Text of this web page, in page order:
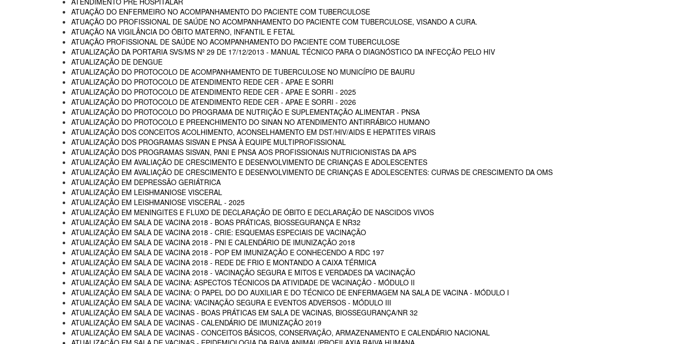
ATUAÇÃO DO ENFERMEIRO NO ACOMPANHAMENTO DO PACIENTE COM TUBERCULOSE
ATUAÇÃO DO PROFISSIONAL DE SAÚDE NO ACOMPANHAMENTO DO PACIENTE COM TUBERCULOSE, VISANDO A CURA.
ATUAÇÃO NA VIGILÂNCIA DO ÓBITO MATERNO, INFANTIL E FETAL
ATUAÇÃO PROFISSIONAL DE SAÚDE NO ACOMPANHAMENTO DO PACIENTE COM TUBERCULOSE
ATUALIZAÇÃO DA PORTARIA SVS/MS Nº 29 DE 17/12/2013 - MANUAL TÉCNICO PARA O DIAGNÓSTICO DA INFECÇÃO PELO HIV
ATUALIZAÇÃO DE DENGUE
ATUALIZAÇÃO DO PROTOCOLO DE ACOMPANHAMENTO DE TUBERCULOSE NO MUNICÍPIO DE BAURU
ATUALIZAÇÃO DO PROTOCOLO DE ATENDIMENTO REDE CER - APAE E SORRI
ATUALIZAÇÃO DO PROTOCOLO DE ATENDIMENTO REDE CER - APAE E SORRI - 2025
ATUALIZAÇÃO DO PROTOCOLO DE ATENDIMENTO REDE CER - APAE E SORRI - 2026
ATUALIZAÇÃO DO PROTOCOLO DO PROGRAMA DE NUTRIÇÃO E SUPLEMENTAÇÃO ALIMENTAR - PNSA
ATUALIZAÇÃO DO PROTOCOLO E PREENCHIMENTO DO SINAN NO ATENDIMENTO ANTIRRÁBICO HUMANO
ATUALIZAÇÃO DOS CONCEITOS ACOLHIMENTO, ACONSELHAMENTO EM DST/HIV/AIDS E HEPATITES VIRAIS
ATUALIZAÇÃO DOS PROGRAMAS SISVAN E PNSA À EQUIPE MULTIPROFISSIONAL
ATUALIZAÇÃO DOS PROGRAMAS SISVAN, PANI E PNSA AOS PROFISSIONAIS NUTRICIONISTAS DA APS
ATUALIZAÇÃO EM AVALIAÇÃO DE CRESCIMENTO E DESENVOLVIMENTO DE CRIANÇAS E ADOLESCENTES
ATUALIZAÇÃO EM AVALIAÇÃO DE CRESCIMENTO E DESENVOLVIMENTO DE CRIANÇAS E ADOLESCENTES: CURVAS DE CRESCIMENTO DA OMS
ATUALIZAÇÃO EM DEPRESSÃO GERIÁTRICA
ATUALIZAÇÃO EM LEISHMANIOSE VISCERAL
ATUALIZAÇÃO EM LEISHMANIOSE VISCERAL - 2025
ATUALIZAÇÃO EM MENINGITES E FLUXO DE DECLARAÇÃO DE ÓBITO E DECLARAÇÃO DE NASCIDOS VIVOS
ATUALIZAÇÃO EM SALA DE VACINA 2018 - BOAS PRÁTICAS, BIOSSEGURANÇA E NR32
ATUALIZAÇÃO EM SALA DE VACINA 2018 - CRIE: ESQUEMAS ESPECIAIS DE VACINAÇÃO
ATUALIZAÇÃO EM SALA DE VACINA 2018 - PNI E CALENDÁRIO DE IMUNIZAÇÃO 2018
ATUALIZAÇÃO EM SALA DE VACINA 2018 - POP EM IMUNIZAÇÃO E CONHECENDO A RDC 197
ATUALIZAÇÃO EM SALA DE VACINA 2018 - REDE DE FRIO E MONTANDO A CAIXA TÉRMICA
ATUALIZAÇÃO EM SALA DE VACINA 2018 - VACINAÇÃO SEGURA E MITOS E VERDADES DA VACINAÇÃO
ATUALIZAÇÃO EM SALA DE VACINA: ASPECTOS TÉCNICOS DA ATIVIDADE DE VACINAÇÃO - MÓDULO II
ATUALIZAÇÃO EM SALA DE VACINA: O PAPEL DO DO AUXILIAR E DO TÉCNICO DE ENFERMAGEM NA SALA DE VACINA - MÓDULO I
ATUALIZAÇÃO EM SALA DE VACINA: VACINAÇÃO SEGURA E EVENTOS ADVERSOS - MÓDULO III
ATUALIZAÇÃO EM SALA DE VACINAS - BOAS PRÁTICAS EM SALA DE VACINAS, BIOSSEGURANÇA/NR 32
ATUALIZAÇÃO EM SALA DE VACINAS - CALENDÁRIO DE IMUNIZAÇÃO 2019
ATUALIZAÇÃO EM SALA DE VACINAS - CONCEITOS BÁSICOS, CONSERVAÇÃO, ARMAZENAMENTO E CALENDÁRIO NACIONAL